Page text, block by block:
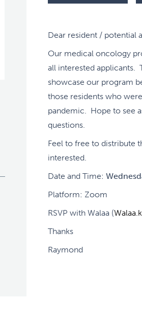
Dear resident / potential
Our medical oncology
all interested applicants.
showcase our program
those residents who
pandemic. Hope to see
questions.
Feel to free to distribute
interested.
Date and Time:
Platform: Zoom
RSVP with Walaa (
Thanks
Raymond